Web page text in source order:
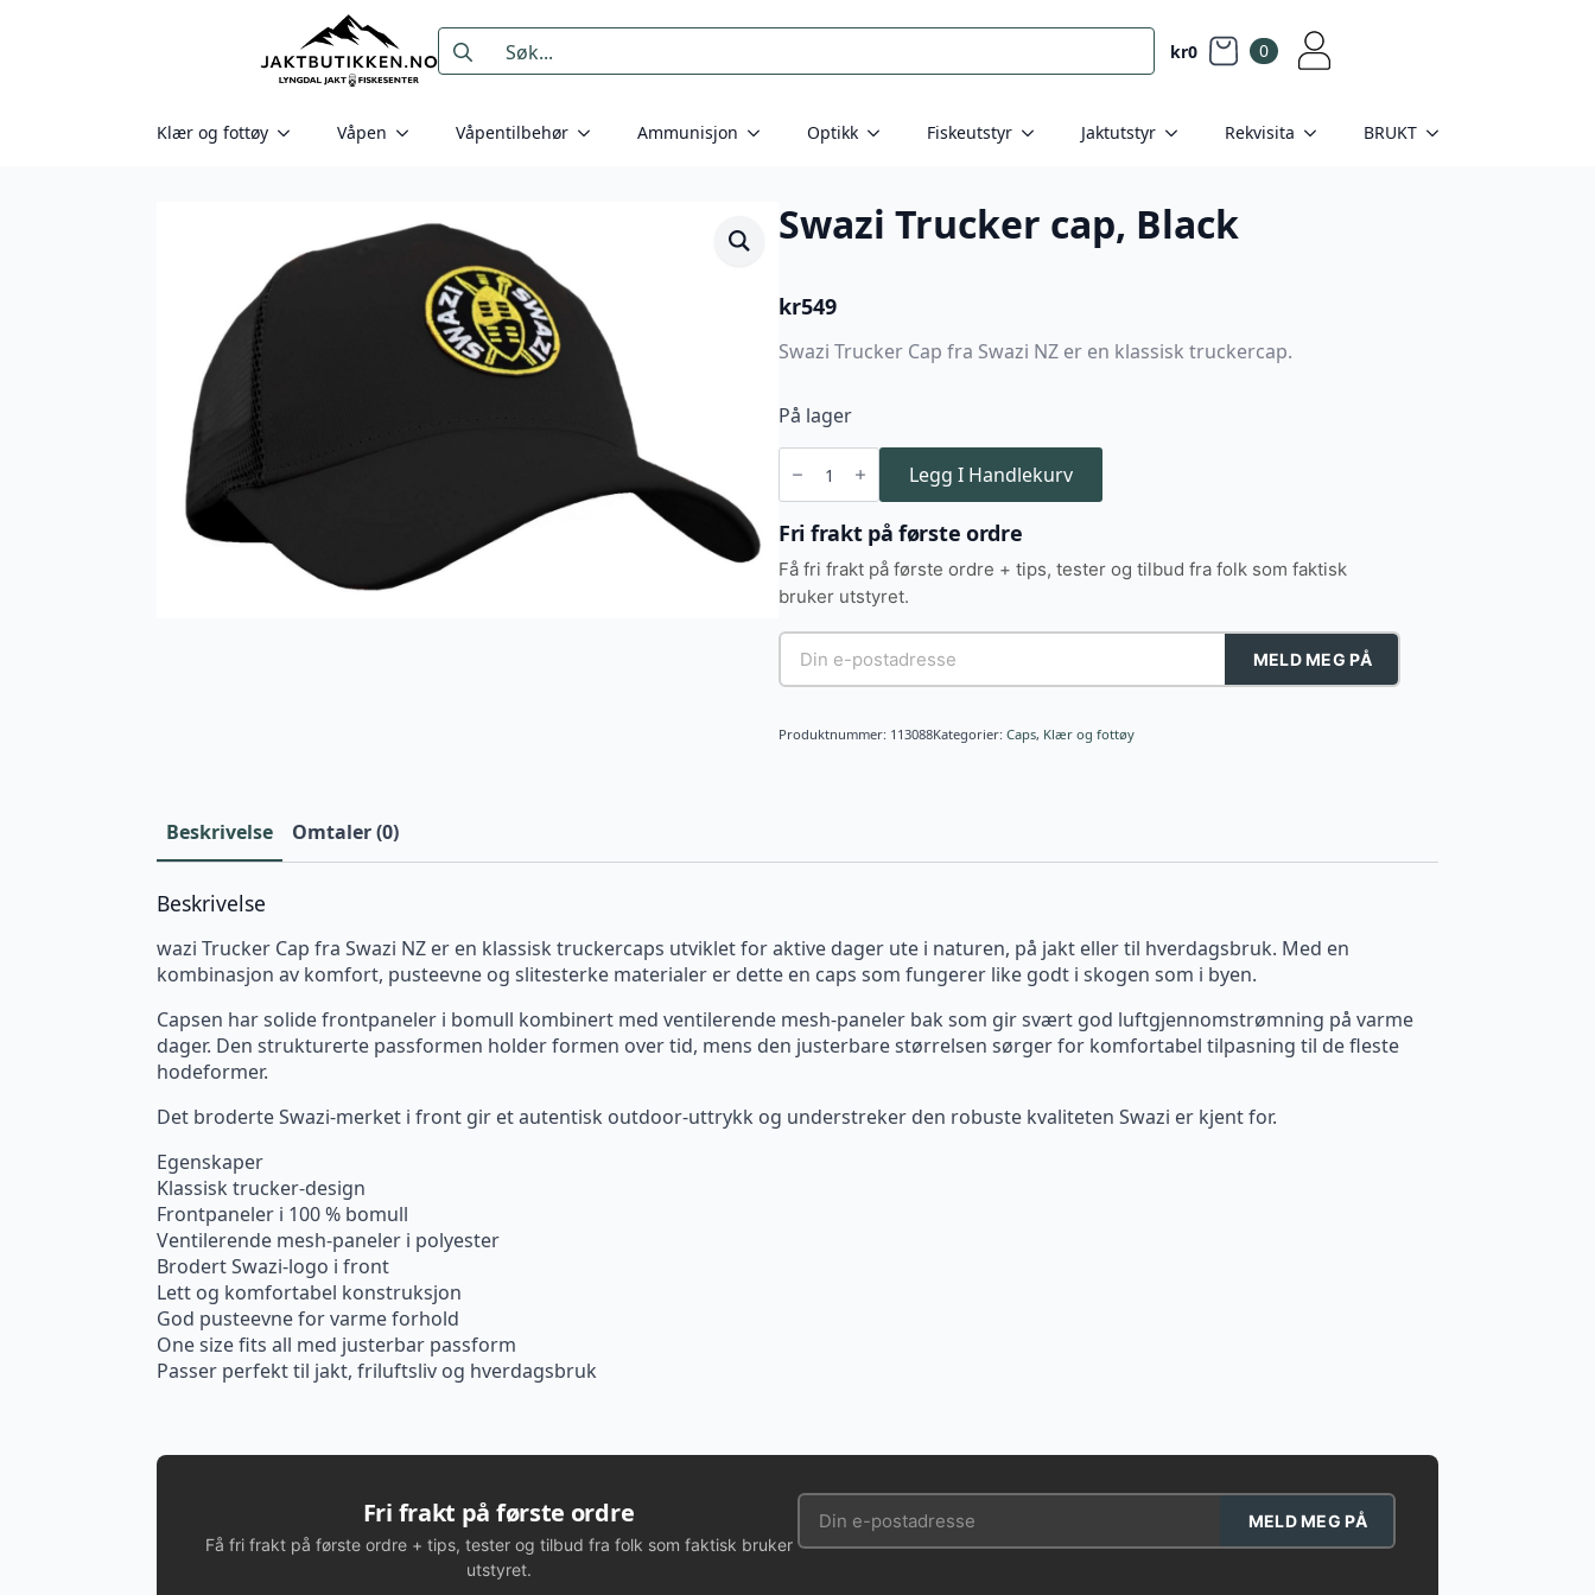
Search
for:
kr0 0
Klær og fottøy Våpen Våpentilbehør Ammunisjon Optikk Fiskeutstyr Jaktutstyr Rekvisita BRUKT
Swazi Trucker cap, Black
kr549
Swazi Trucker Cap fra Swazi NZ er en klassisk truckercap.
På lager
Swazi
Trucker
Black
antall
Legg I Handlekurv
Fri frakt på første ordre
Få fri frakt på første ordre + tips, tester og tilbud fra folk som faktisk
bruker utstyret.
MELD MEG PÅ
Produktnummer: 113088Kategorier: Caps, Klær og fottøy
Beskrivelse Omtaler (0)
Beskrivelse
wazi Trucker Cap fra Swazi NZ er en klassisk truckercaps utviklet for aktive dager ute i naturen, på jakt eller til hverdagsbruk. Med en
kombinasjon av komfort, pusteevne og slitesterke materialer er dette en caps som fungerer like godt i skogen som i byen.
Capsen har solide frontpaneler i bomull kombinert med ventilerende mesh-paneler bak som gir svært god luftgjennomstrømning på varme
dager. Den strukturerte passformen holder formen over tid, mens den justerbare størrelsen sørger for komfortabel tilpasning til de fleste
hodeformer.
Det broderte Swazi-merket i front gir et autentisk outdoor-uttrykk og understreker den robuste kvaliteten Swazi er kjent for.
Egenskaper
Klassisk trucker-design
Frontpaneler i 100 % bomull
Ventilerende mesh-paneler i polyester
Brodert Swazi-logo i front
Lett og komfortabel konstruksjon
God pusteevne for varme forhold
One size fits all med justerbar passform
Passer perfekt til jakt, friluftsliv og hverdagsbruk
Fri frakt på første ordre
Få fri frakt på første ordre + tips, tester og tilbud fra folk som faktisk bruker
utstyret.
MELD MEG PÅ